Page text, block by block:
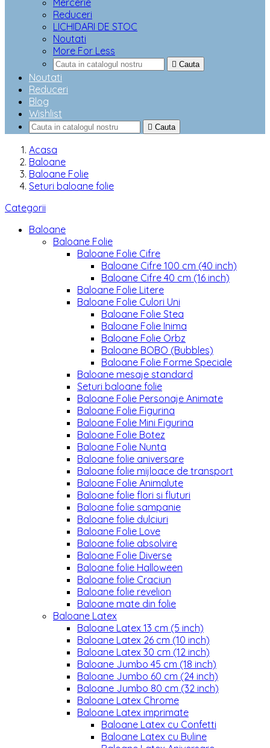
Mercerie
Reduceri
LICHIDARI DE STOC
Noutati
More For Less
 Cauta
Noutati
Reduceri
Blog
Wishlist
 Cauta
Acasa
Baloane
Baloane Folie
Seturi baloane folie
Categorii
Baloane
Baloane Folie
Baloane Folie Cifre
Baloane Cifre 100 cm (40 inch)
Baloane Cifre 40 cm (16 inch)
Baloane Folie Litere
Baloane Folie Culori Uni
Baloane Folie Stea
Baloane Folie Inima
Baloane Folie Orbz
Baloane BOBO (Bubbles)
Baloane Folie Forme Speciale
Baloane mesaje standard
Seturi baloane folie
Baloane Folie Personaje Animate
Baloane Folie Figurina
Baloane Folie Mini Figurina
Baloane Folie Botez
Baloane Folie Nunta
Baloane folie aniversare
Baloane folie mijloace de transport
Baloane Folie Animalute
Baloane folie flori si fluturi
Baloane folie sampanie
Baloane folie dulciuri
Baloane Folie Love
Baloane folie absolvire
Baloane Folie Diverse
Baloane folie Halloween
Baloane folie Craciun
Baloane folie revelion
Baloane mate din folie
Baloane Latex
Baloane Latex 13 cm (5 inch)
Baloane Latex 26 cm (10 inch)
Baloane Latex 30 cm (12 inch)
Baloane Jumbo 45 cm (18 inch)
Baloane Jumbo 60 cm (24 inch)
Baloane Jumbo 80 cm (32 inch)
Baloane Latex Chrome
Baloane Latex imprimate
Baloane Latex cu Confetti
Baloane Latex cu Buline